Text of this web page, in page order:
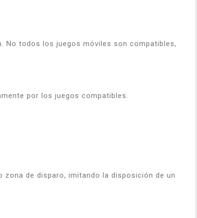
No todos los juegos móviles son compatibles,
por los juegos compatibles.
de disparo, imitando la disposición de un